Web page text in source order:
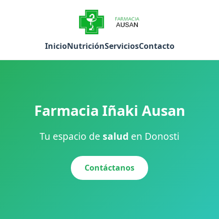
InicioNutriciónServiciosContacto
Farmacia Iñaki Ausan
Tu espacio de salud en Donosti
Contáctanos